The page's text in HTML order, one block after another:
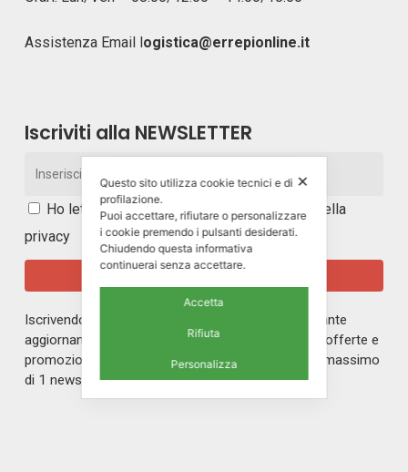
Assistenza Email logistica@errepionline.it
Iscriviti alla NEWSLETTER
Ho letto e accetto itermini e le condizioni della
privacy
Iscrivendoti alla nostra newsletter rimarrai in costante
aggiornamento sul mondo di ERREPI, sulle nuove offerte e
promozioni riservate ai nostri iscritti. Riceverai un massimo
di 1 newsletter al mese.
✕
Questo sito utilizza cookie tecnici e di
profilazione.
Puoi accettare, rifiutare o personalizzare
i cookie premendo i pulsanti desiderati.
Chiudendo questa informativa
continuerai senza accettare.
Accetta
Rifiuta
Personalizza